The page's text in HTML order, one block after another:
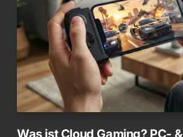
Was ist Cloud Gaming? PC- &